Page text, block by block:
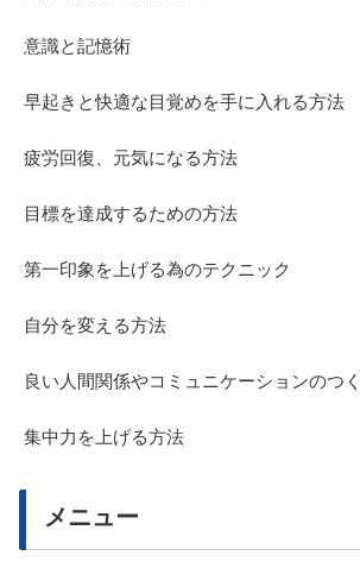
意識と記憶術
早起きと快適な目覚めを手に入れる方法
疲労回復、元気になる方法
目標を達成するための方法
第一印象を上げる為のテクニック
自分を変える方法
良い人間関係やコミュニケーションのつ
集中力を上げる方法
メニュー